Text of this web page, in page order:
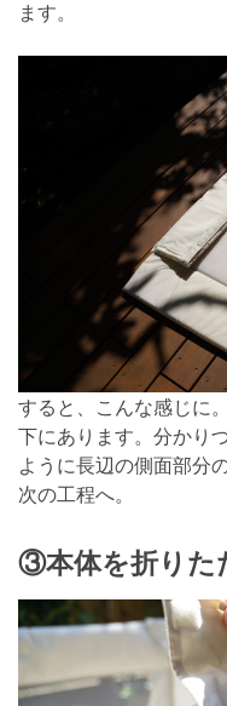
ます。
すると、こんな感じに
下にあります。分かり
ように長辺の側面部分
次の工程へ。
③本体を折りた